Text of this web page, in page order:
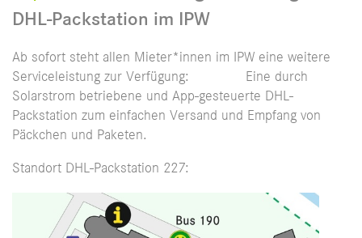
DHL-Packstation im IPW
Ab sofort steht allen Mieter*innen im IPW eine weitere
Serviceleistung zur Verfügung: Eine durch
Solarstrom betriebene und App-gesteuerte DHL-
Packstation zum einfachen Versand und Empfang von
Päckchen und Paketen.
Standort DHL-Packstation 227: